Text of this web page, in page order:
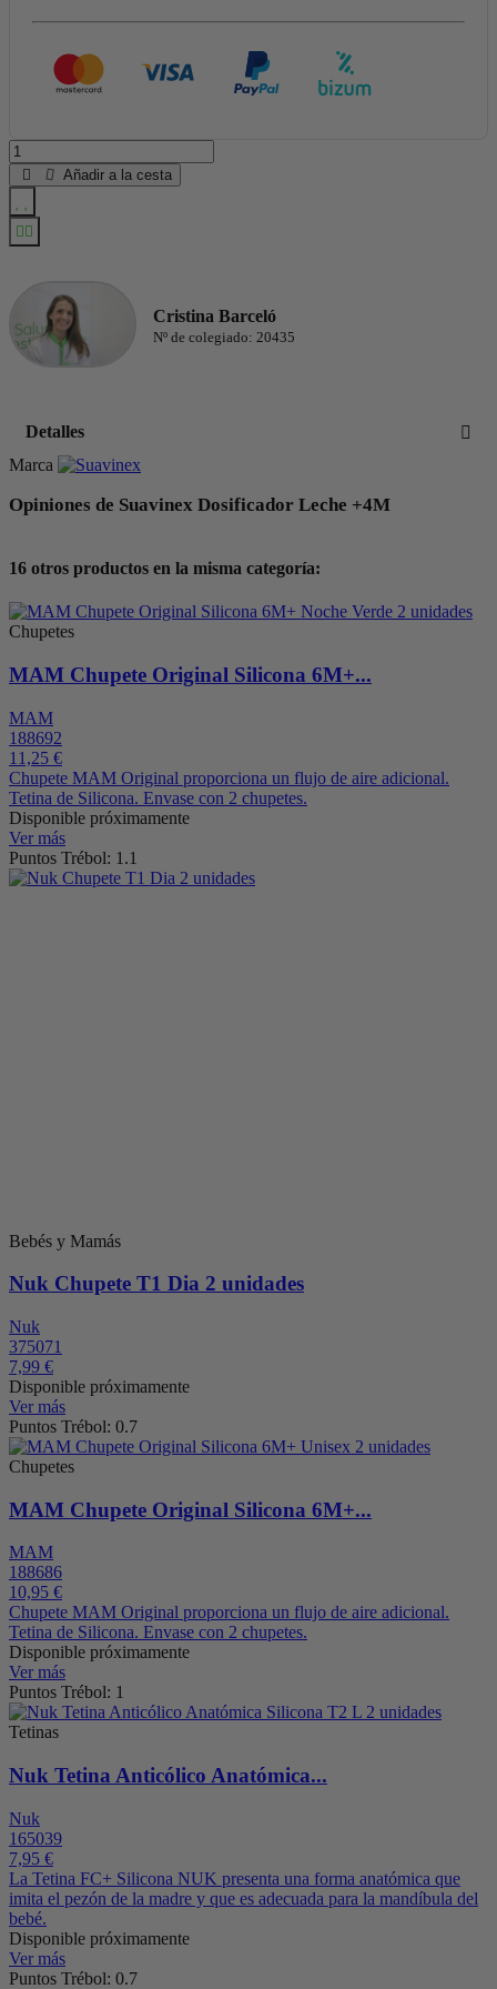
Añadir a la cesta
Cristina Barceló
Nº de colegiado: 20435
Detalles
Marca
Opiniones de Suavinex Dosificador Leche +4M
16 otros productos en la misma categoría:
Chupetes
MAM Chupete Original Silicona 6M+...
MAM
188692
11,25 €
Chupete MAM Original proporciona un flujo de aire adicional.
Tetina de Silicona. Envase con 2 chupetes.
Disponible próximamente
Ver más
Puntos Trébol: 1.1
Bebés y Mamás
Nuk Chupete T1 Dia 2 unidades
Nuk
375071
7,99 €
Disponible próximamente
Ver más
Puntos Trébol: 0.7
Chupetes
MAM Chupete Original Silicona 6M+...
MAM
188686
10,95 €
Chupete MAM Original proporciona un flujo de aire adicional.
Tetina de Silicona. Envase con 2 chupetes.
Disponible próximamente
Ver más
Puntos Trébol: 1
Tetinas
Nuk Tetina Anticólico Anatómica...
Nuk
165039
7,95 €
La Tetina FC+ Silicona NUK presenta una forma anatómica que
imita el pezón de la madre y que es adecuada para la mandíbula del
bebé.
Disponible próximamente
Ver más
Puntos Trébol: 0.7